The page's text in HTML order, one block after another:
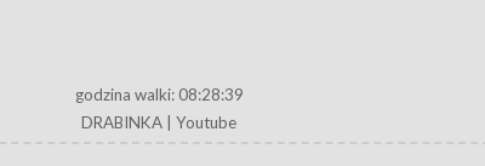
godzina walki: 08:28:39
DRABINKA
Youtube